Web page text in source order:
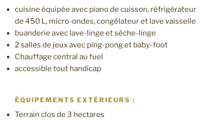
cuisine équipée avec piano de cuisson, réfrigérateur
de 450 L, micro-ondes, congélateur et lave vaisselle
buanderie avec lave-linge et sèche-linge
2 salles de jeux avec ping-pong et baby-foot
Chauffage central au fuel
accessible tout handicap
ÉQUIPEMENTS EXTÉRIEURS :
Terrain clos de 3 hectares